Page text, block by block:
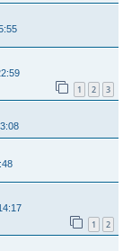
1 2 3
1 2